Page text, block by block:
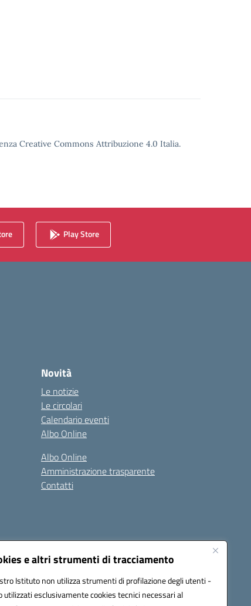
e altri strumenti di tracciamento
Istituto non utilizza strumenti di profilazione degli utenti -
utilizzati esclusivamente cookies tecnici necessari al
Creative Commons Attribuzione 4.0 Italia.
Play Store
Novità
Le notizie
Le circolari
Calendario eventi
Albo Online
Albo Online
Amministrazione trasparente
Contatti